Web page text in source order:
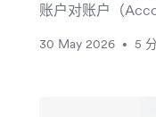
账户对账户（
30 May 2026 • 5